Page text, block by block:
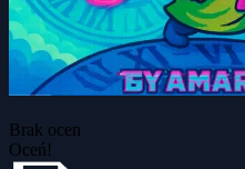
Brak ocen
Oceń!